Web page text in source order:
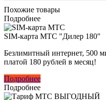
Похожие товары
Подробнее
SIM-карта МТС "Дилер 180"
Безлимитный интернет, 500
платой 180 рублей в месяц!
Подробнее
Подробнее